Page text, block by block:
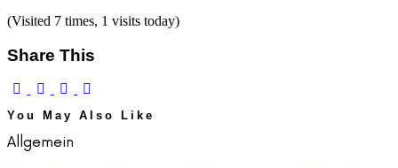
(Visited 7 times, 1 visits today)
Share This
You May Also Like
Allgemein